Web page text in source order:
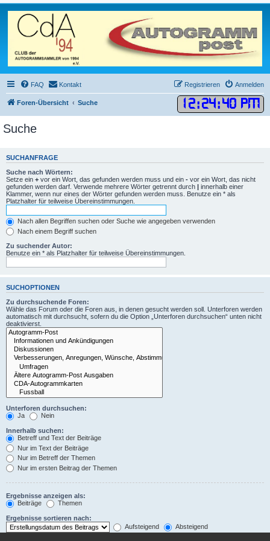
FAQ Kontakt Anmelden
Registrieren
Foren-Übersicht Suche 12:24:40 PM
Suche
SUCHANFRAGE
Suche nach Wörtern:
Setze ein + vor ein Wort, das gefunden werden muss und ein - vor ein Wort, das nicht
gefunden werden darf. Verwende mehrere Wörter getrennt durch | innerhalb einer
Klammer, wenn nur eines der Wörter gefunden werden muss. Benutze ein * als
Platzhalter für teilweise Übereinstimmungen.
Nach allen Begriffen suchen oder Suche wie angegeben verwenden
Nach einem Begriff suchen
Zu suchender Autor:
Benutze ein * als Platzhalter für teilweise Übereinstimmungen.
SUCHOPTIONEN
Zu durchsuchende Foren:
Wähle das Forum oder die Foren aus, in denen gesucht werden soll. Unterforen werden
automatisch mit durchsucht, sofern du die Option „Unterforen durchsuchen“ unten nicht
deaktivierst.
Unterforen durchsuchen:
Ja
Nein
Innerhalb suchen:
Betreff und Text der Beiträge
Nur im Text der Beiträge
Nur im Betreff der Themen
Nur im ersten Beitrag der Themen
Ergebnisse anzeigen als:
Beiträge
Themen
Ergebnisse sortieren nach:
Aufsteigend
Absteigend